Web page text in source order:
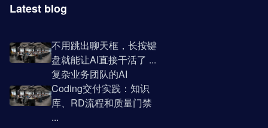
Latest blog
不用跳出聊天框，长按键
盘就能让AI直接干活了 ...
复杂业务团队的AI
Coding交付实践：知识
库、RD流程和质量门禁
...